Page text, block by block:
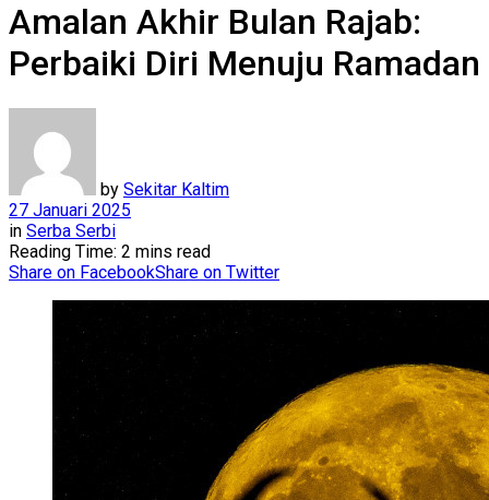
Amalan Akhir Bulan Rajab:
Perbaiki Diri Menuju Ramadan
by Sekitar Kaltim
27 Januari 2025
in Serba Serbi
Reading Time: 2 mins read
Share on FacebookShare on Twitter